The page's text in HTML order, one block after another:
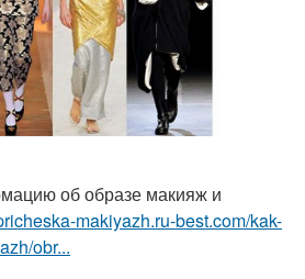
об образе макияж и
makiyazh.ru-best.com/kak-
obr...